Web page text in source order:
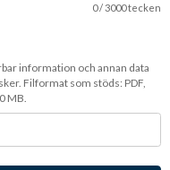
0/ 3000 tecken
information och annan data
Filformat som stöds: PDF,
MB.